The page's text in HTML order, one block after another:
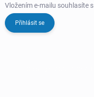
Vložením e-mailu souhlasíte s
Přihlásit se